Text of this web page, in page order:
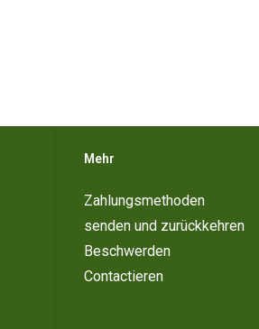
Mehr
Zahlungsmethoden
senden und zurückkehren
Beschwerden
Contactieren